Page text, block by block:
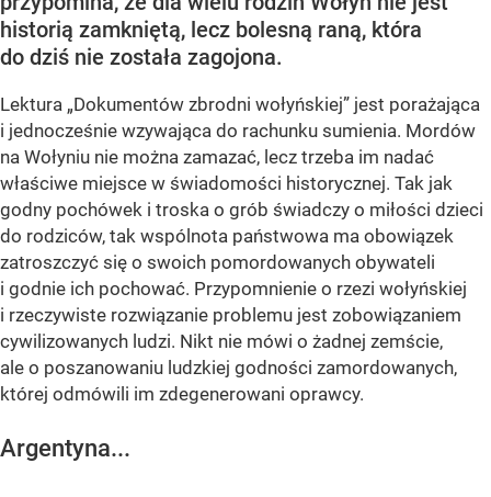
historią zamkniętą, lecz bolesną raną, która
do dziś nie została zagojona.
Lektura „Dokumentów zbrodni wołyńskiej” jest porażająca
i jednocześnie wzywająca do rachunku sumienia. Mordów
na Wołyniu nie można zamazać, lecz trzeba im nadać
właściwe miejsce w świadomości historycznej. Tak jak
godny pochówek i troska o grób świadczy o miłości dzieci
do rodziców, tak wspólnota państwowa ma obowiązek
zatroszczyć się o swoich pomordowanych obywateli
i godnie ich pochować. Przypomnienie o rzezi wołyńskiej
i rzeczywiste rozwiązanie problemu jest zobowiązaniem
cywilizowanych ludzi. Nikt nie mówi o żadnej zemście,
ale o poszanowaniu ludzkiej godności zamordowanych,
której odmówili im zdegenerowani oprawcy.
Argentyna...